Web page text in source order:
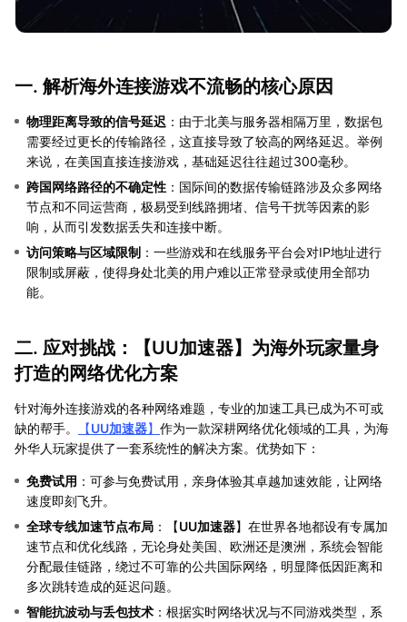
一. 解析海外连接游戏不流畅的核心原因
物理距离导致的信号延迟 ：由于北美与服务器相隔万里，数据包
需要经过更长的传输路径，这直接导致了较高的网络延迟。举例
来说，在美国直接连接游戏，基础延迟往往超过300毫秒。
跨国网络路径的不确定性 ：国际间的数据传输链路涉及众多网络
节点和不同运营商，极易受到线路拥堵、信号干扰等因素的影
响，从而引发数据丢失和连接中断。
访问策略与区域限制 ：一些游戏和在线服务平台会对IP地址进行
限制或屏蔽，使得身处北美的用户难以正常登录或使用全部功
能。
二. 应对挑战：【UU加速器】为海外玩家量身
打造的网络优化方案
针对海外连接游戏的各种网络难题，专业的加速工具已成为不可或
缺的帮手。
【UU加速器】 作为一款深耕网络优化领域的工具，为海
外华人玩家提供了一套系统性的解决方案。优势如下：
免费试用 ：可参与免费试用，亲身体验其卓越加速效能，让网络
速度即刻飞升。
全球专线加速节点布局 ：【UU加速器】在世界各地都设有专属加
速节点和优化线路，无论身处美国、欧洲还是澳洲，系统会智能
分配最佳链路，绕过不可靠的公共国际网络，明显降低因距离和
多次跳转造成的延迟问题。
智能抗波动与丢包技术 ：根据实时网络状况与不同游戏类型，系